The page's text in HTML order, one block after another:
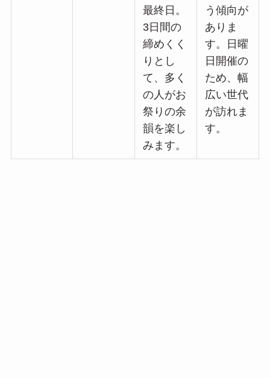
最終日。
3日間の
締めくく
りとし
て、多く
の人がお
祭りの余
韻を楽し
みます。
う傾向が
ありま
す。日曜
日開催の
ため、幅
広い世代
が訪れま
す。